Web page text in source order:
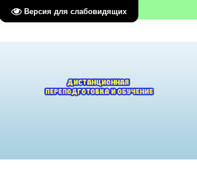
Версия для слабовидящих